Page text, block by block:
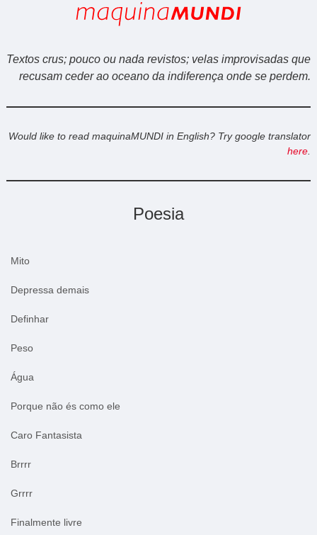
Textos crus; pouco ou nada revistos; velas improvisadas que
recusam ceder ao oceano da indiferença onde se perdem.
Would like to read maquinaMUNDI in English? Try google translator
here
Poesia
Mito
Depressa demais
Definhar
Peso
Água
Porque não és como ele
Caro Fantasista
Brrrr
Grrrr
Finalmente livre